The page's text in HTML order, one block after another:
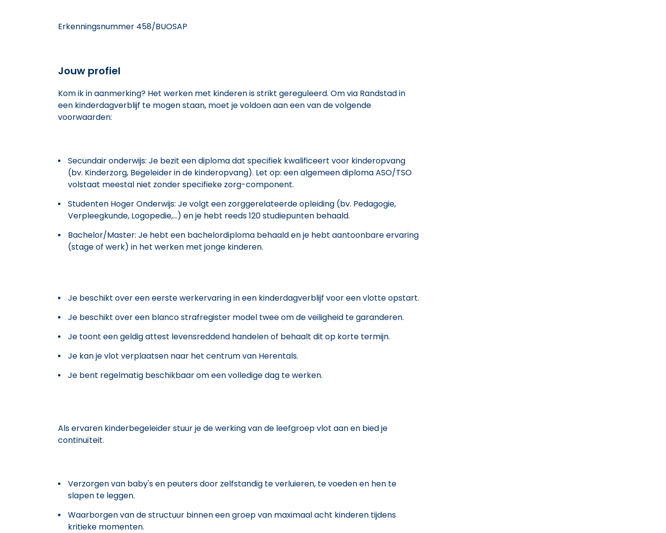
Erkenningsnummer 458/BUOSAP
Jouw profiel
Kom ik in aanmerking? Het werken met kinderen is strikt gereguleerd. Om via Randstad in
een kinderdagverblijf te mogen staan, moet je voldoen aan een van de volgende
voorwaarden:
Secundair onderwijs: Je bezit een diploma dat specifiek kwalificeert voor kinderopvang
(bv. Kinderzorg, Begeleider in de kinderopvang). Let op: een algemeen diploma ASO/TSO
volstaat meestal niet zonder specifieke zorg-component.
Studenten Hoger Onderwijs: Je volgt een zorggerelateerde opleiding (bv. Pedagogie,
Verpleegkunde, Logopedie,...) en je hebt reeds 120 studiepunten behaald.
Bachelor/Master: Je hebt een bachelordiploma behaald en je hebt aantoonbare ervaring
(stage of werk) in het werken met jonge kinderen.
Je beschikt over een eerste werkervaring in een kinderdagverblijf voor een vlotte opstart.
Je beschikt over een blanco strafregister model twee om de veiligheid te garanderen.
Je toont een geldig attest levensreddend handelen of behaalt dit op korte termijn.
Je kan je vlot verplaatsen naar het centrum van Herentals.
Je bent regelmatig beschikbaar om een volledige dag te werken.
Als ervaren kinderbegeleider stuur je de werking van de leefgroep vlot aan en bied je
continuïteit.
Verzorgen van baby's en peuters door zelfstandig te verluieren, te voeden en hen te
slapen te leggen.
Waarborgen van de structuur binnen een groep van maximaal acht kinderen tijdens
kritieke momenten.